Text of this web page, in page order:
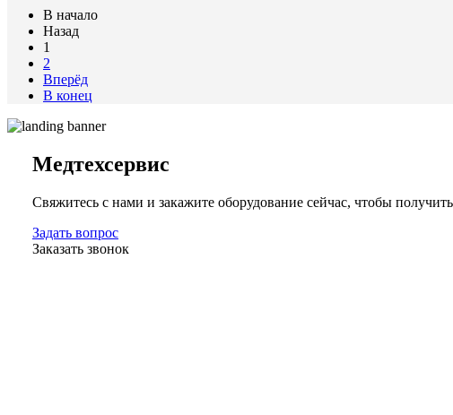
В начало
Назад
1
2
Вперёд
В конец
Медтехсервис
Свяжитесь с нами и закажите оборудование сейчас, чтобы
Задать вопрос
Заказать звонок